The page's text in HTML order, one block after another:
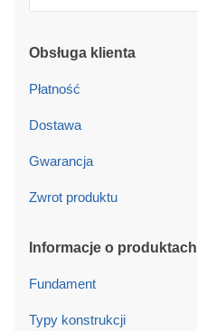
Obsługa klienta
Płatność
Dostawa
Gwarancja
Zwrot produktu
Informacje o produktach
Fundament
Typy konstrukcji